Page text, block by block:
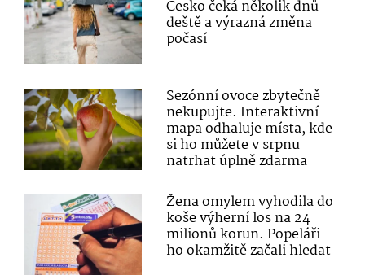
Česko čeká několik dnů
deště a výrazná změna
počasí
Sezónní ovoce zbytečně
nekupujte. Interaktivní
mapa odhaluje místa, kde
si ho můžete v srpnu
natrhat úplně zdarma
Žena omylem vyhodila do
koše výherní los na 24
milionů korun. Popeláři
ho okamžitě začali hledat